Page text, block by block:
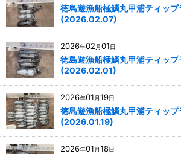
徳島遊漁船極鱗丸甲浦ティッ
(2026.02.07)
2026年02 月01日
徳島遊漁船極鱗丸甲浦ティッ
(2026.02.01)
2026年01 月19日
徳島遊漁船極鱗丸甲浦ティッ
(2026.01.19)
2026年01 月18日